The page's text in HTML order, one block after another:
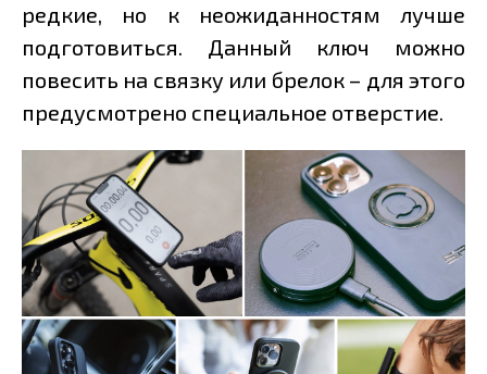
редкие, но к неожиданностям лучше
подготовиться. Данный ключ можно
повесить на связку или брелок – для этого
предусмотрено специальное отверстие.